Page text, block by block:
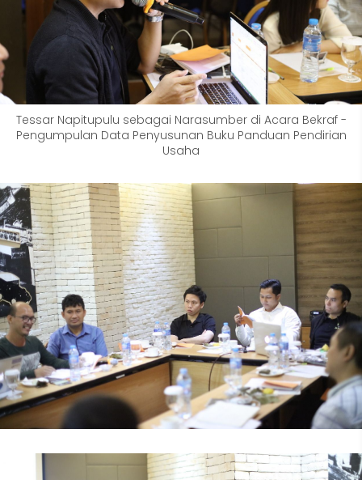
Tessar Napitupulu sebagai Narasumber di Acara Bekraf -
Pengumpulan Data Penyusunan Buku Panduan Pendirian
Usaha